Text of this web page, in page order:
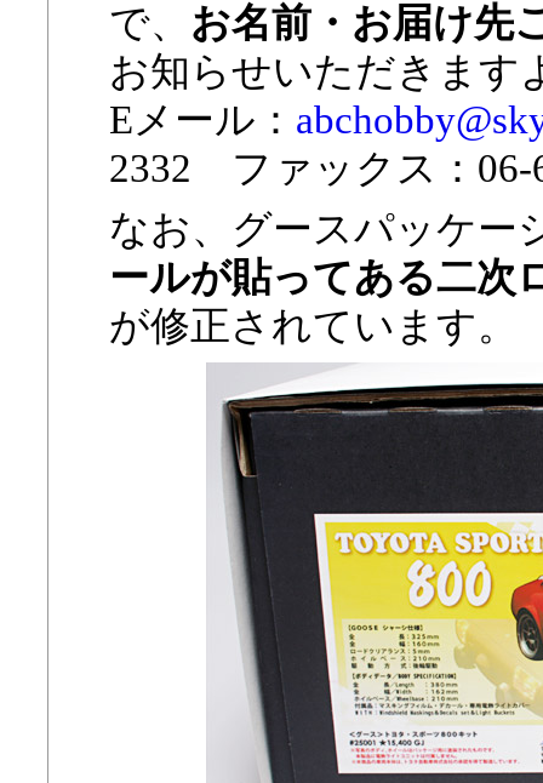
で、 お名前・お届け先
お知らせいただきます
Eメール：
2332 ファックス：06-
なお、グースパッケー
ールが貼ってある二次
が修正されています。